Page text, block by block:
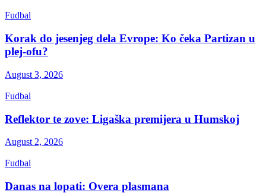
Fudbal
Korak do jesenjeg dela Evrope: Ko čeka Partizan u
plej-ofu?
August 3, 2026
Fudbal
Reflektor te zove: Ligaška premijera u Humskoj
August 2, 2026
Fudbal
Danas na lopati: Overa plasmana